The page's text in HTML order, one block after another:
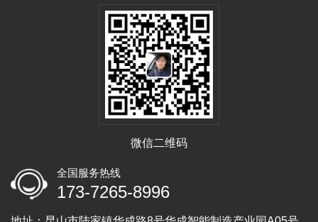
微信二维码
全国服务热线
173-7265-8996